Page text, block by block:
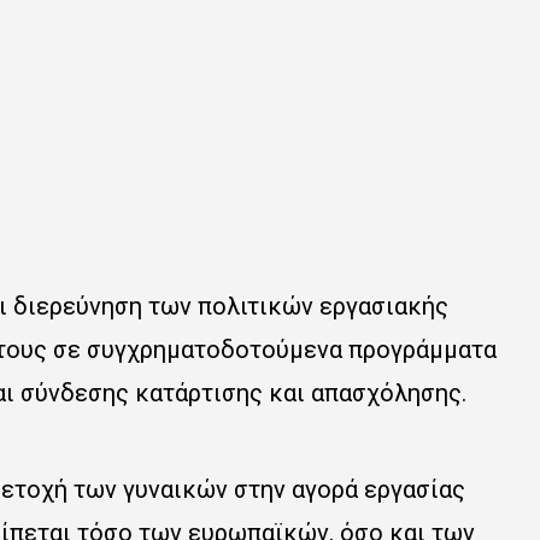
των πολιτικών εργασιακής
σε συγχρηματοδοτούμενα προγράμματα
σύνδεσης κατάρτισης και απασχόλησης.
των γυναικών στην αγορά εργασίας
τόσο των ευρωπαϊκών, όσο και των